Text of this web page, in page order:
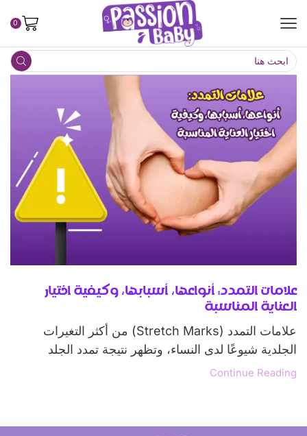
0
علامات التمدد: أنواعها، أسبابها، وكيفية اختيار
العناية المناسبة
علامات التمدد (Stretch Marks) من أكثر التغيرات
الجلدية شيوعًا لدى النساء، وتظهر نتيجة تمدد الجلد
Continue Reading